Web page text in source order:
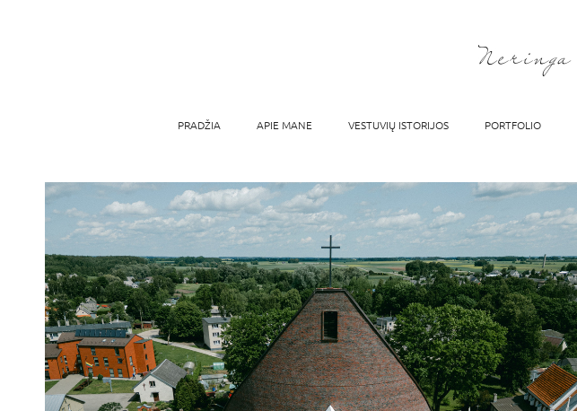
PRADŽIA APIE MANE VESTUVIŲ ISTORIJOS PORTFOLIO